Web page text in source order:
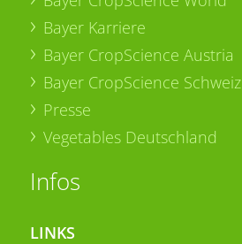
Bayer Karriere
Bayer CropScience Austria
Bayer CropScience Schweiz
Presse
Vegetables Deutschland
Infos
LINKS